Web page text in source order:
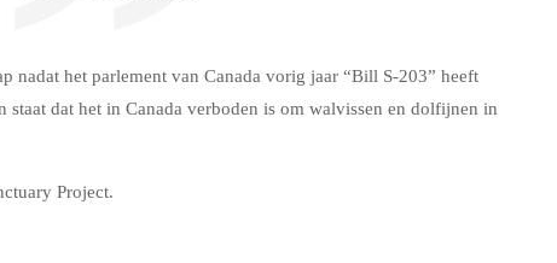
nadat het parlement van Canada vorig jaar “Bill S-203” heeft
staat dat het in Canada verboden is om walvissen en dolfijnen in
Project.